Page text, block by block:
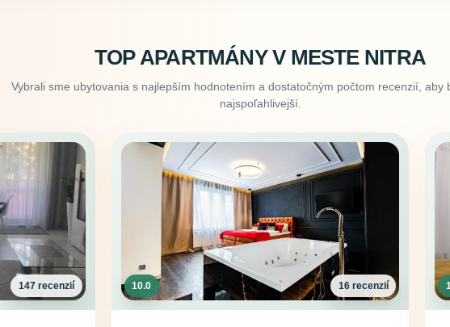
TOP APARTMÁNY V MESTE NITRA
Vybrali sme ubytovania s najlepším hodnotením a dostatočným počtom recenzií, aby
najspoľahlivejší.
147 recenzií 10.0 16 recenzií